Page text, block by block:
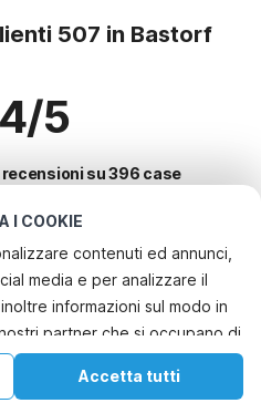
I COOKIE
contenuti ed annunci,
media e per analizzare il
informazioni sul modo in
partner che si occupano di
e social media, i quali
informazioni che ha fornito
Accetta tutti
507 in Bastorf
5
su 396 case
per le
vacanze
bayeux
vacanze
Prenotazioni Account